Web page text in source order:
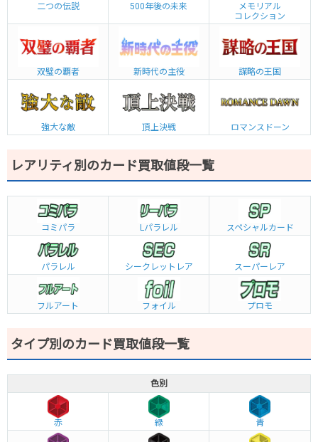
二つの伝説 500年後の未来
メモリアル
コレクション
双璧の覇者 新時代の主役 謀略の王国
強大な敵 頂上決戦 ロマンスドーン
レアリティ別のカード買取値段一覧
コミパラ L パラレル スペシャルカード
パラレル シークレットレア スーパーレア
フルアート フォイル プロモ
タイプ別のカード買取値段一覧
色別
赤 緑 青